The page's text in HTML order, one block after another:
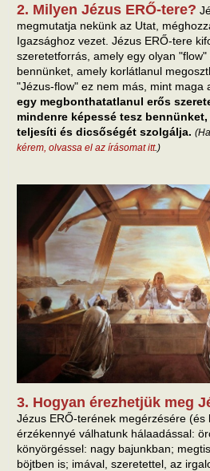
2. Milyen Jézus ERŐ-tere?
megmutatja nekünk az Utat,
Igazsághoz vezet. Jézus ERŐ-tere
szeretetforrás, amely egy olyan
bennünket, amely korlátlanul
"Jézus-flow" ez nem más, mint maga
egy megbonthatatlanul erős
mindenre képessé tesz
teljesíti és dicsőségét szolgálja.
kérem, olvassa el az írásomat itt.)
3. Hogyan érezhetjük meg
Jézus ERŐ-terének megérzésére (és
érzékennyé válhatunk hálaadással:
könyörgéssel: nagy bajunkban;
böjtben is; imával, szeretettel, az